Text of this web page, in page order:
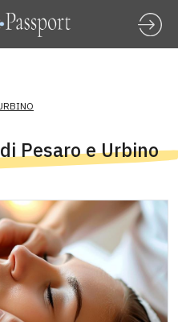
Pesaro e Urbino